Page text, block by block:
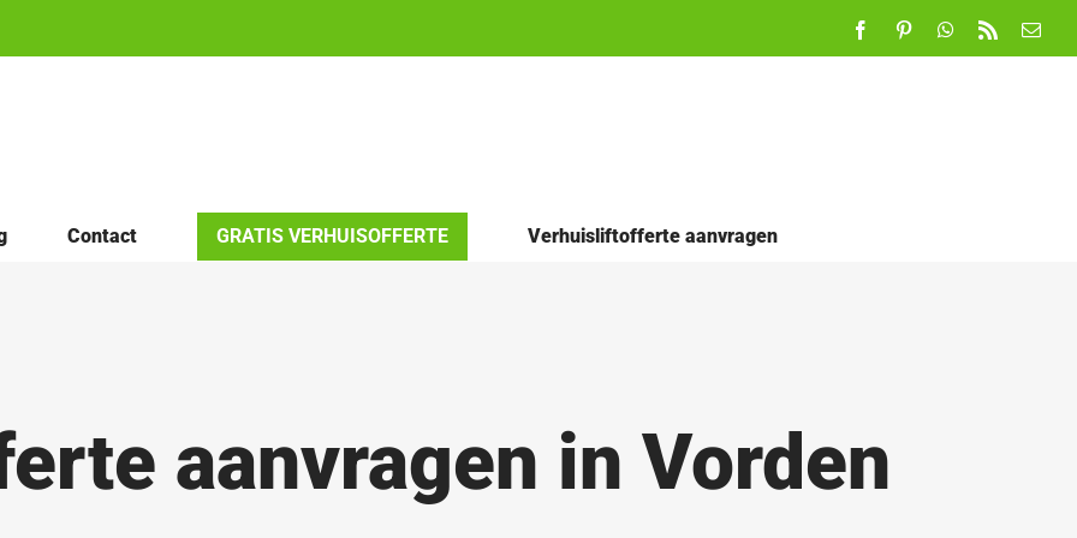
FacebookPinterestWhatsApp
Rss
E-
Contact GRATIS VERHUISOFFERTE Verhuisliftofferte aanvragen
aanvragen in Vorden